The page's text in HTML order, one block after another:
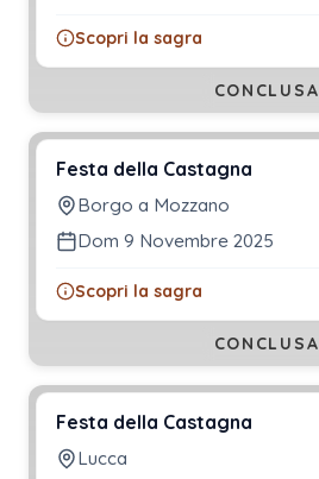
Scopri la sagra
CONCLUSA
Festa della Castagna
Borgo a Mozzano
Dom 9 Novembre 2025
Scopri la sagra
CONCLUSA
Festa della Castagna
Lucca